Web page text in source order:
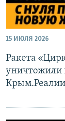
15 ИЮЛЯ 2026
Ракета
уничтожили